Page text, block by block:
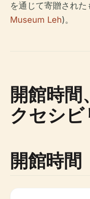
を通じて寄贈され
Museum Leh)。
開館時間
クセシビ
開館時間